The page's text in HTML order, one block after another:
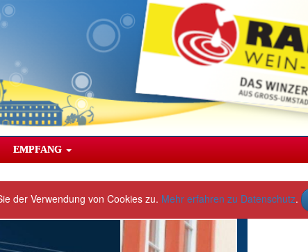
EMPFANG
der Verwendung von Cookies zu. Mehr erfahren zu Datenschutz.